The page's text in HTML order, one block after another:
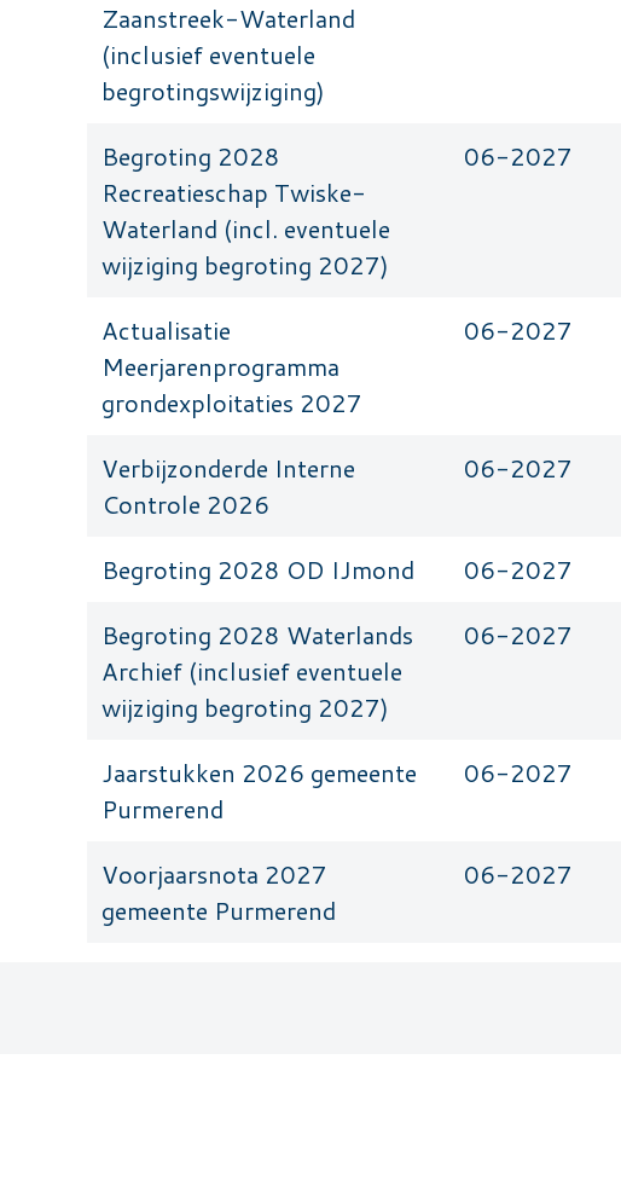
Zaanstreek-Waterland
(inclusief eventuele
begrotingswijziging)
Begroting 2028
Recreatieschap Twiske-
Waterland (incl. eventuele
wijziging begroting 2027)
06-2027
Actualisatie
Meerjarenprogramma
grondexploitaties 2027
06-2027
Verbijzonderde Interne
Controle 2026
06-2027
Begroting 2028 OD IJmond 06-2027
Begroting 2028 Waterlands
Archief (inclusief eventuele
wijziging begroting 2027)
06-2027
Jaarstukken 2026 gemeente
Purmerend
06-2027
Voorjaarsnota 2027
gemeente Purmerend
06-2027